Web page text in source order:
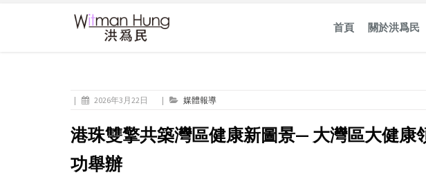
首頁 關於洪爲民
| 2026年3月22日 | 媒體報導
港珠雙擎共築灣區健康新圖景— 大灣區大健康
功舉辦